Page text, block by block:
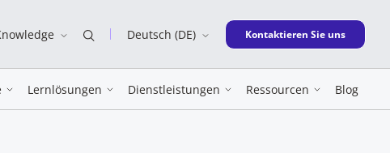
Deutsch (DE) New window
Kontaktieren Sie uns
Lernlösungen Dienstleistungen Ressourcen Blog